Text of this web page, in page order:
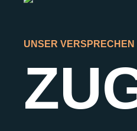
UNSER VERSPRECHEN